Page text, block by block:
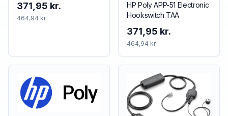
371,95 kr.
464,94 kr.
HP Poly APP-51 Electronic
Hookswitch TAA
371,95 kr.
464,94 kr.